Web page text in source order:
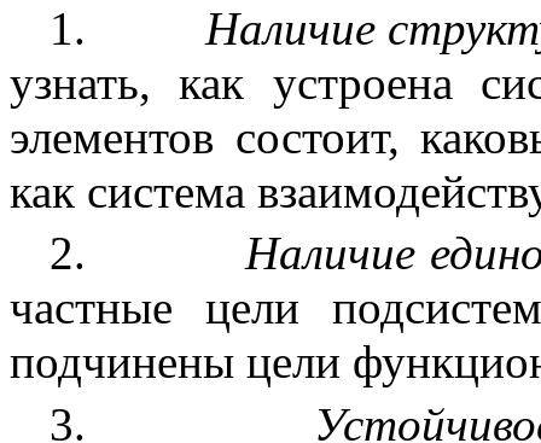
1.
Наличие
узнать, как устроена
элементов состоит,
как система
2.
Наличие
частные цели
подчинены цели
3.